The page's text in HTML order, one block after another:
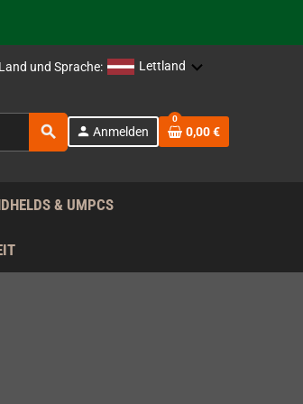
Land und Sprache: Lettland
search person Anmelden
0
0,00 €
& UMPCS